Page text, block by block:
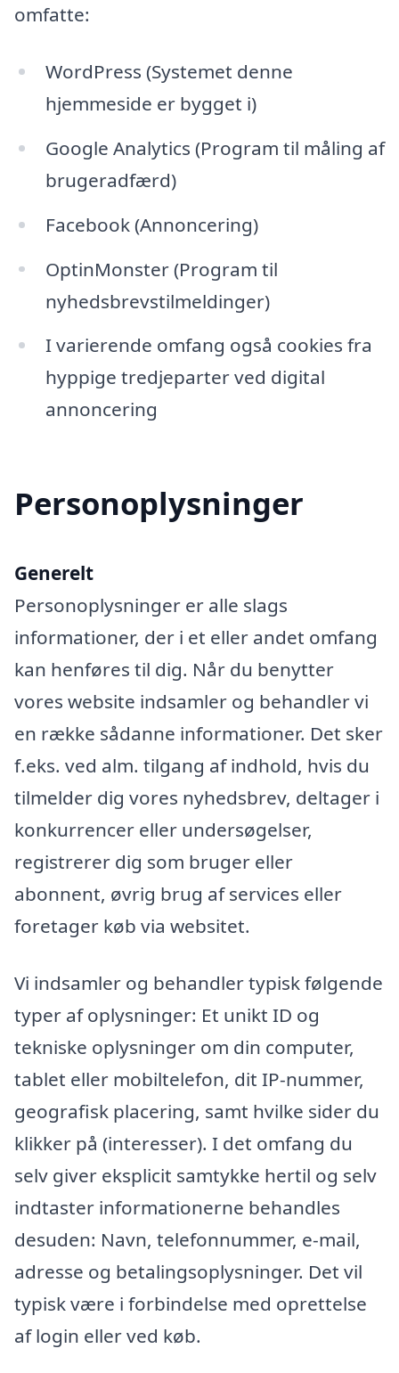
omfatte:
WordPress (Systemet denne
hjemmeside er bygget i)
Google Analytics (Program til måling af
brugeradfærd)
Facebook (Annoncering)
OptinMonster (Program til
nyhedsbrevstilmeldinger)
I varierende omfang også cookies fra
hyppige tredjeparter ved digital
annoncering
Personoplysninger
Generelt
Personoplysninger er alle slags
informationer, der i et eller andet omfang
kan henføres til dig. Når du benytter
vores website indsamler og behandler vi
en række sådanne informationer. Det sker
f.eks. ved alm. tilgang af indhold, hvis du
tilmelder dig vores nyhedsbrev, deltager i
konkurrencer eller undersøgelser,
registrerer dig som bruger eller
abonnent, øvrig brug af services eller
foretager køb via websitet.
Vi indsamler og behandler typisk følgende
typer af oplysninger: Et unikt ID og
tekniske oplysninger om din computer,
tablet eller mobiltelefon, dit IP-nummer,
geografisk placering, samt hvilke sider du
klikker på (interesser). I det omfang du
selv giver eksplicit samtykke hertil og selv
indtaster informationerne behandles
desuden: Navn, telefonnummer, e-mail,
adresse og betalingsoplysninger. Det vil
typisk være i forbindelse med oprettelse
af login eller ved køb.